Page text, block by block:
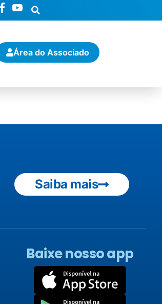
Área do Associado
Saiba mais
Baixe nosso app